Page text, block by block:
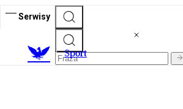
Serwisy
Sport